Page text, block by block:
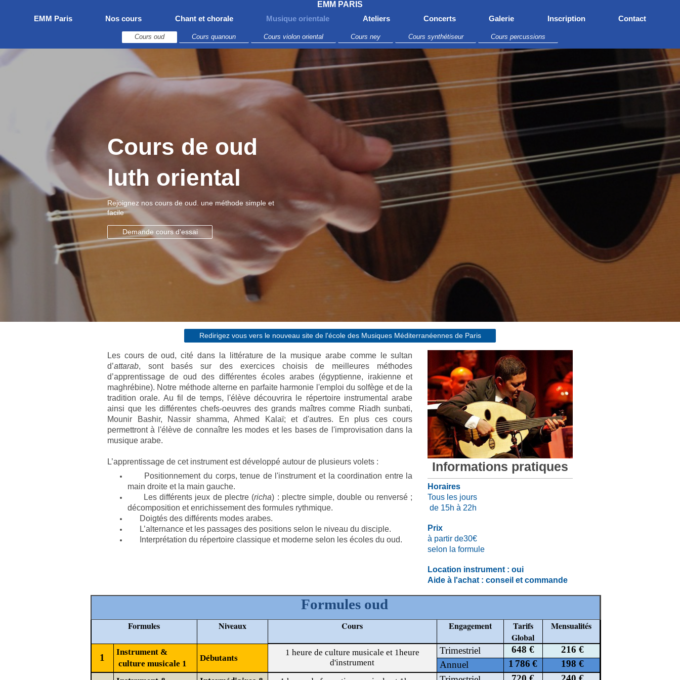
EMM PARIS
EMM Paris
Nos cours Chant et chorale Musique orientale Ateliers Concerts Galerie Inscription Contact
Cours oud Cours quanoun Cours violon oriental Cours ney Cours synthétiseur Cours percussions
Cours de oud
luth oriental
Rejoignez nos cours de oud. une méthode simple et
facile
Demande cours d'essai
Redirigez vous vers le nouveau site de l'école des Musiques Méditerranéennes de Paris
Les cours de oud, cité dans la littérature de la musique arabe comme le sultan
d’attarab, sont basés sur des exercices choisis de meilleures méthodes
d’apprentissage de oud des différentes écoles arabes (égyptienne, irakienne et
maghrébine). Notre méthode alterne en parfaite harmonie l'emploi du solfège et de la
tradition orale. Au fil de temps, l'élève découvrira le répertoire instrumental arabe
ainsi que les différentes chefs-oeuvres des grands maîtres comme Riadh sunbati,
Mounir Bashir, Nassir shamma, Ahmed Kalaï; et d'autres. En plus ces cours
permettront à l'élève de connaître les modes et les bases de l'improvisation dans la
musique arabe.
L’apprentissage de cet instrument est développé autour de plusieurs volets :
Positionnement du corps, tenue de l'instrument et la coordination entre la
main droite et la main gauche.
Les différents jeux de plectre (richa) : plectre simple, double ou renversé ;
décomposition et enrichissement des formules rythmique.
Doigtés des différents modes arabes.
L’alternance et les passages des positions selon le niveau du disciple.
Interprétation du répertoire classique et moderne selon les écoles du oud.
Informations pratiques
Horaires
Tous les jours
de 15h à 22h
Prix
à partir de30€
selon la formule
Location instrument : oui
Aide à l'achat : conseil et commande
Formules oud
Formules Niveaux Cours Engagement
Tarifs
Global
Mensualités
1
Instrument &
culture musicale 1
Débutants
1 heure de culture musicale et 1heure
d'instrument
Trimestriel 648 €
216 €
Annuel
1 786 € 198 €